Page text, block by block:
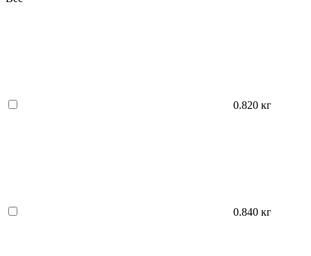
0.820 кг
0.840 кг